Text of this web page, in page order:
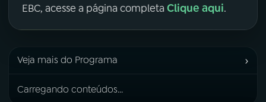
EBC, acesse a página completa Clique aqui.
Veja mais do Programa ›
Carregando conteúdos...